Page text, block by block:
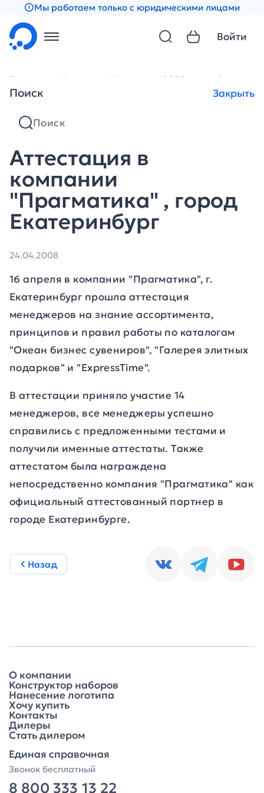
Мы работаем только с юридическими лицами
Поиск Закрыть
Войти
Главная Новости Новости за 2008 год
Аттестация в
компании
"Прагматика" , город
Екатеринбург
24.04.2008
16 апреля в компании "Прагматика", г.
Екатеринбург прошла аттестация
менеджеров на знание ассортимента,
принципов и правил работы по каталогам
"Океан бизнес сувениров", "Галерея элитных
подарков" и "ExpressTime".
В аттестации приняло участие 14
менеджеров, все менеджеры успешно
справились с предложенными тестами и
получили именные аттестаты. Также
аттестатом была награждена
непосредственно компания "Прагматика" как
официальный аттестованный партнер в
городе Екатеринбурге.
Назад
О компании
Конструктор наборов
Нанесение логотипа
Хочу купить
Контакты
Дилеры
Стать дилером
Единая справочная
Звонок бесплатный
8 800 333 13 22